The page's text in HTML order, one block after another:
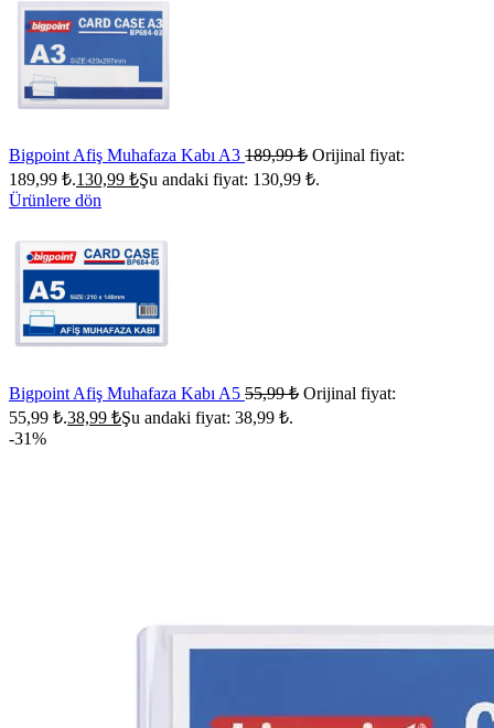
Bigpoint Afiş Muhafaza Kabı A3 189,99₺ Orijinal fiyat:
189,99 ₺.130,99 ₺Şu andaki fiyat: 130,99 ₺.
Ürünlere dön
Bigpoint Afiş Muhafaza Kabı A5 55,99₺ Orijinal fiyat:
55,99 ₺.38,99 ₺Şu andaki fiyat: 38,99 ₺.
-31%